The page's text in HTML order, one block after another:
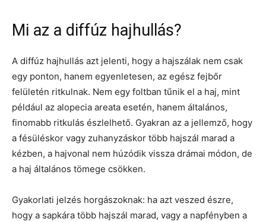
Mi az a diffúz hajhullás?
A diffúz hajhullás azt jelenti, hogy a hajszálak nem csak
egy ponton, hanem egyenletesen, az egész fejbőr
felületén ritkulnak. Nem egy foltban tűnik el a haj, mint
például az alopecia areata esetén, hanem általános,
finomabb ritkulás észlelhető. Gyakran az a jellemző, hogy
a fésüléskor vagy zuhanyzáskor több hajszál marad a
kézben, a hajvonal nem húzódik vissza drámai módon, de
a haj általános tömege csökken.
Gyakorlati jelzés horgászoknak: ha azt veszed észre,
hogy a sapkára több hajszál marad, vagy a napfényben a